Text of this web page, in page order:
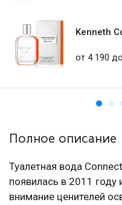
Kenneth
от 4 190
Полное описание
Туалетная вода
появилась в 2011 году
внимание ценителей